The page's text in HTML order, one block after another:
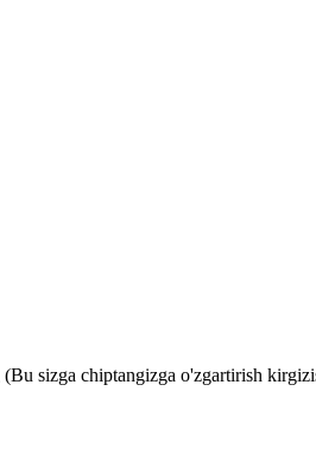
sizga chiptangizga o'zgartirish